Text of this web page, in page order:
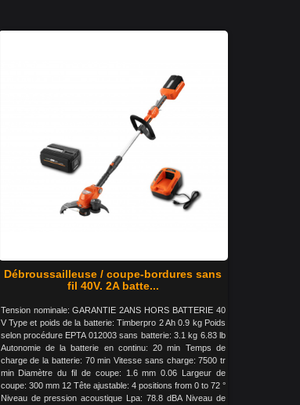
Débroussailleuse / coupe-bordures sans
fil 40V. 2A batte...
Tension nominale: GARANTIE 2ANS HORS BATTERIE 40
V Type et poids de la batterie: Timberpro 2 Ah 0.9 kg Poids
selon procédure EPTA 012003 sans batterie: 3.1 kg 6.83 lb
Autonomie de la batterie en continu: 20 min Temps de
charge de la batterie: 70 min Vitesse sans charge: 7500 tr
min Diamètre du fil de coupe: 1.6 mm 0.06 Largeur de
coupe: 300 mm 12 Tête ajustable: 4 positions from 0 to 72 °
Niveau de pression acoustique Lpa: 78.8 dBA Niveau de